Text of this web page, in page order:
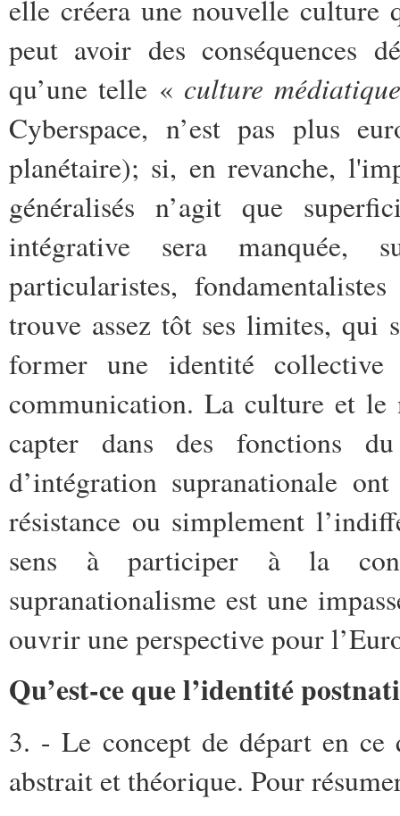
elle créera une nouvelle
peut avoir des conséquences
qu’une telle « culture
Cyberspace, n’est pas plus
planétaire); si, en revanche,
généralisés n’agit que
intégrative sera manquée,
particularistes,
trouve assez tôt ses limites, qui
former une identité
communication. La culture et le
capter dans des fonctions
d’intégration supranationale
résistance ou simplement
sens à participer à la
supranationalisme est une
ouvrir une perspective pour
Qu’est-ce que l’identité
3. - Le concept de départ en ce
abstrait et théorique. Pour